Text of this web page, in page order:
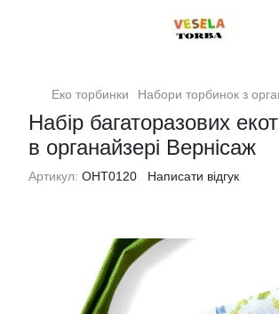
Еко торбинки Набори торбинок з
Набір багаторазових
в органайзері Вернісаж
Артикул: ОНТ0120 Написати відгук